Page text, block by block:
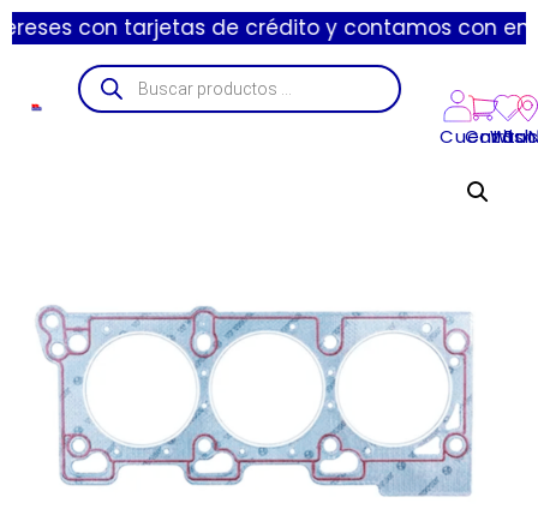
tarjetas de crédito y contamos con envíos
Cuenta
Carrito